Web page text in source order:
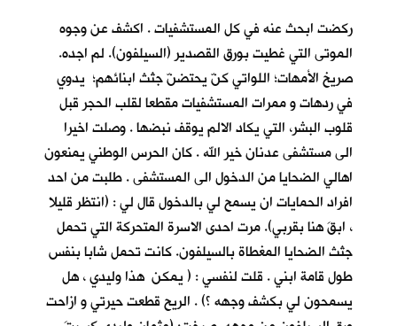
ركضت ابحث عنه في كل المستشفيات . اكشف عن وجوه
الموتى التي غطيت بورق القصدير (السيلفون). لم اجده.
صريخ الأمهات؛ اللواتي كنّ يحتضنّ جثث ابنائهم؛ يدوي
في ردهات و ممرات المستشفيات مقطعا لقلب الحجر قبل
قلوب البشر، التي يكاد الالم يوقف نبضها . وصلت اخيرا
الى مستشفى عدنان خير الله . كان الحرس الوطني يمنعون
اهالي الضحايا من الدخول الى المستشفى . طلبت من احد
افراد الحمايات ان يسمح لي بالدخول قال لي : (انتظر قليلا
، ابقَ هنا بقربي). مرت احدى الاسرة المتحركة التي تحمل
جثث الضحايا المغطاة بالسيلفون. كانت تحمل شابا بنفس
طول قامة ابني . قلت لنفسي : ( يمكن هذا وليدي ، هل
يسمحون لي بكشف وجهه ؟) . الريح قطعت حيرتي و ازاحت